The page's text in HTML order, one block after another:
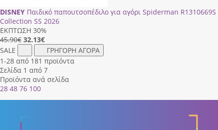
DISNEY Παιδικό παπουτσοπέδιλο για αγόρι Spiderman R1310669S
Collection SS 2026
ΕΚΠΤΩΣΗ 30%
45.90€ 32.13€
SALE
ΓΡΗΓΟΡΗ ΑΓΟΡΑ
1-28 από 181 προϊόντα
Σελίδα 1 από 7
Προϊόντα ανά σελίδα
28 48 76 100